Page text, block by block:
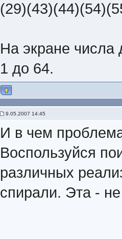
На экране числа
1 до 64.
9.05.2007 14:45
И в чем
Воспользуйся
различных
спирали. Эта -